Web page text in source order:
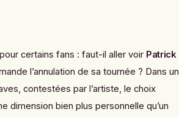
certains fans : faut-il aller voir Patrick
l’annulation de sa tournée ? Dans un
contestées par l’artiste, le choix
dimension bien plus personnelle qu’un